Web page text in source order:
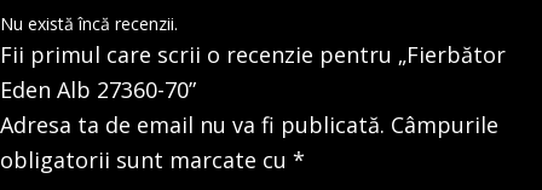
Nu există încă recenzii.
Fii primul care scrii o recenzie pentru „Fierbător
Eden Alb 27360-70”
Adresa ta de email nu va fi publicată. Câmpurile
obligatorii sunt marcate cu *